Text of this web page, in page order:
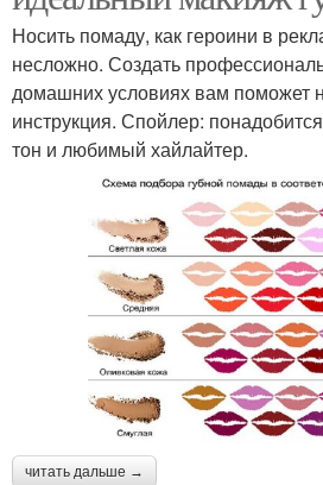
Носить помаду, как героини в
несложно. Создать
домашних условиях вам поможет
инструкция. Спойлер:
тон и любимый хайлайтер.
читать дальше →